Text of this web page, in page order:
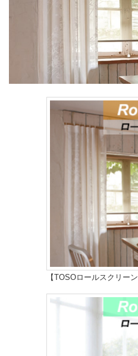
【TOSOロールスクリー